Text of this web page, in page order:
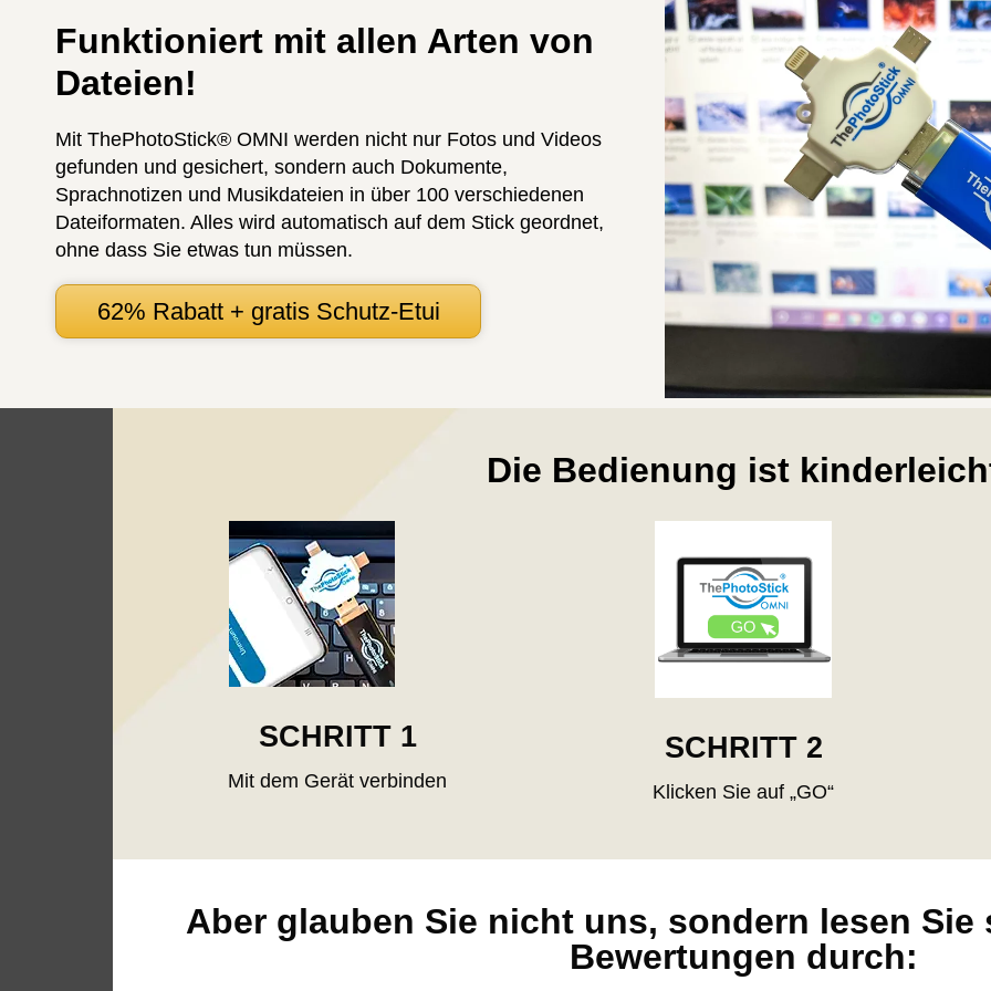
Funktioniert mit allen Arten von
Dateien!
Mit ThePhotoStick® OMNI werden nicht nur Fotos und Videos
gefunden und gesichert, sondern auch Dokumente,
Sprachnotizen und Musikdateien in über 100 verschiedenen
Dateiformaten. Alles wird automatisch auf dem Stick geordnet,
ohne dass Sie etwas tun müssen.
62% Rabatt + gratis Schutz-Etui
Die Bedienung ist
SCHRITT 1
Mit dem Gerät verbinden
SCHRITT 2
Klicken Sie auf „GO“
Aber glauben Sie nicht uns, sondern lesen
Bewertungen durch: